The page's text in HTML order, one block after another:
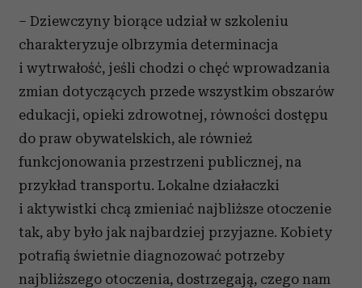
– Dziewczyny biorące udział w szkoleniu
charakteryzuje olbrzymia determinacja
i wytrwałość, jeśli chodzi o chęć wprowadzania
zmian dotyczących przede wszystkim obszarów
edukacji, opieki zdrowotnej, równości dostępu
do praw obywatelskich, ale również
funkcjonowania przestrzeni publicznej, na
przykład transportu. Lokalne działaczki
i aktywistki chcą zmieniać najbliższe otoczenie
tak, aby było jak najbardziej przyjazne. Kobiety
potrafią świetnie diagnozować potrzeby
najbliższego otoczenia, dostrzegają, czego nam